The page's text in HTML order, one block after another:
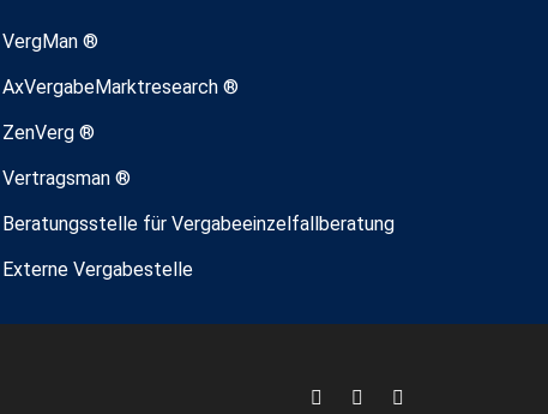
VergMan ®
AxVergabeMarktresearch ®
ZenVerg ®
Vertragsman ®
Beratungsstelle für Vergabeeinzelfallberatung
Externe Vergabestelle